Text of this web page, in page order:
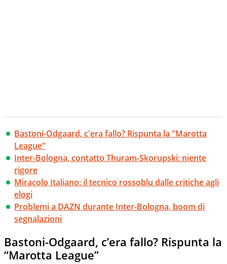
Bastoni-Odgaard, c'era fallo? Rispunta la "Marotta
League"
Inter-Bologna, contatto Thuram-Skorupski: niente
rigore
Miracolo Italiano: il tecnico rossoblu dalle critiche agli
elogi
Problemi a DAZN durante Inter-Bologna, boom di
segnalazioni
Bastoni-Odgaard, c’era fallo? Rispunta la
“Marotta League”